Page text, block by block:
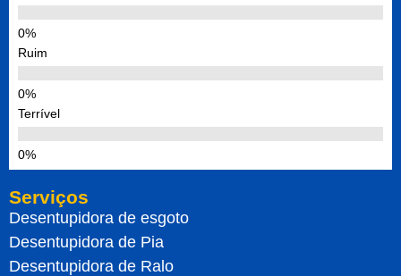
Ruim
Terrível
Serviços
Desentupidora de esgoto
Desentupidora de Pia
Desentupidora de Ralo